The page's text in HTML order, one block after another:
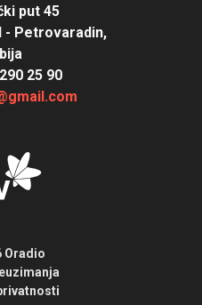
put 45
- Petrovaradin,
25 90
Oradio